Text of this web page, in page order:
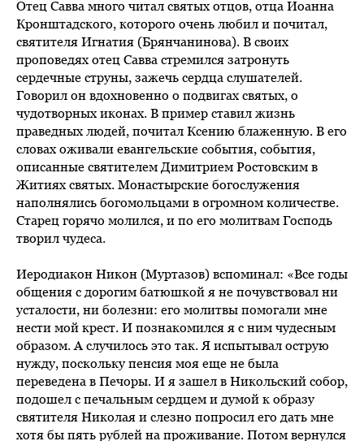
Отец Савва много читал святых отцов, отца Иоанна
Кронштадского, которого очень любил и почитал,
святителя Игнатия (Брянчанинова). В своих
проповедях отец Савва стремился затронуть
сердечные струны, зажечь сердца слушателей.
Говорил он вдохновенно о подвигах святых, о
чудотворных иконах. В пример ставил жизнь
праведных людей, почитал Ксению блаженную. В его
словах оживали евангельские события, события,
описанные святителем Димитрием Ростовским в
Житиях святых. Монастырские богослужения
наполнялись богомольцами в огромном количестве.
Старец горячо молился, и по его молитвам Господь
творил чудеса.
Иеродиакон Никон (Муртазов) вспоминал: «Все годы
общения с дорогим батюшкой я не почувствовал ни
усталости, ни болезни: его молитвы помогали мне
нести мой крест. И познакомился я с ним чудесным
образом. А случилось это так. Я испытывал острую
нужду, поскольку пенсия моя еще не была
переведена в Печоры. И я зашел в Никольский собор,
подошел с печальным сердцем и думой к образу
святителя Николая и слезно попросил его дать мне
хотя бы пять рублей на проживание. Потом вернулся